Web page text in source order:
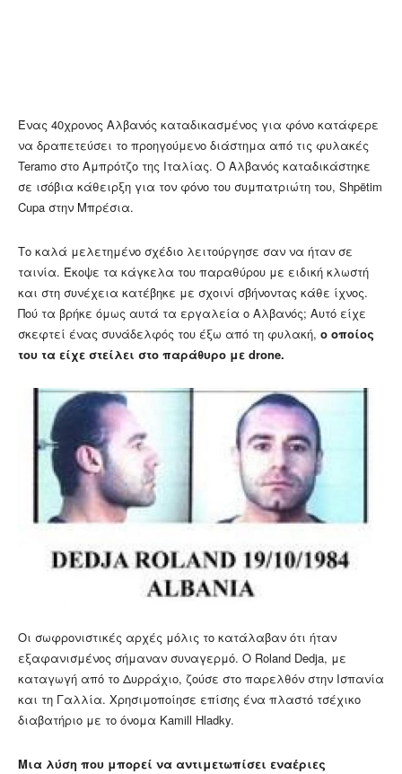
Ένας 40χρονος Αλβανός καταδικασμένος για φόνο κατάφερε
να δραπετεύσει το προηγούμενο διάστημα από τις φυλακές
Teramo στο Αμπρότζο της Ιταλίας. Ο Αλβανός καταδικάστηκε
σε ισόβια κάθειρξη για τον φόνο του συμπατριώτη του, Shpëtim
Cupa στην Μπρέσια.
Το καλά μελετημένο σχέδιο λειτούργησε σαν να ήταν σε
ταινία. Έκοψε τα κάγκελα του παραθύρου με ειδική κλωστή
και στη συνέχεια κατέβηκε με σχοινί σβήνοντας κάθε ίχνος.
Πού τα βρήκε όμως αυτά τα εργαλεία ο Αλβανός; Αυτό είχε
σκεφτεί ένας συνάδελφός του έξω από τη φυλακή, ο οποίος
του τα είχε στείλει στο παράθυρο με drone.
Οι σωφρονιστικές αρχές μόλις το κατάλαβαν ότι ήταν
εξαφανισμένος σήμαναν συναγερμό. Ο Roland Dedja, με
καταγωγή από το Δυρράχιο, ζούσε στο παρελθόν στην Ισπανία
και τη Γαλλία. Χρησιμοποίησε επίσης ένα πλαστό τσέχικο
διαβατήριο με το όνομα Kamill Hladky.
Μια λύση που μπορεί να αντιμετωπίσει εναέριες